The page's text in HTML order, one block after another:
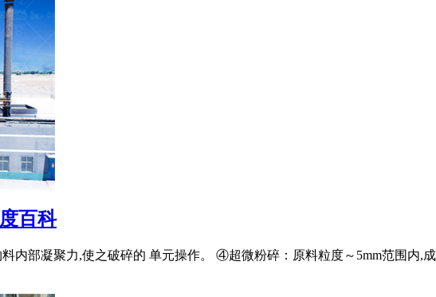
百科
内部凝聚力,使之破碎的 单元操作。 ④超微粉碎：原料粒度～5mm范围内,